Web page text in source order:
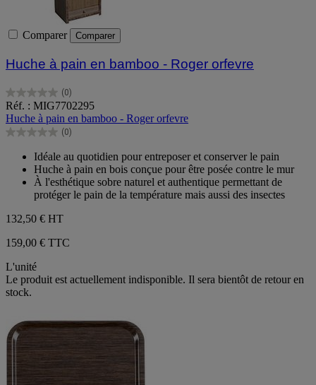
Comparer Comparer
Huche à pain en bamboo - Roger orfevre
(0)
0.0
sur
5
étoiles.
Réf. : MIG7702295
Huche à pain en bamboo - Roger orfevre
(0)
0.0
étoiles.
Idéale au quotidien pour entreposer et conserver le pain
Huche à pain en bois conçue pour être posée contre le mur
À l'esthétique sobre naturel et authentique permettant de
protéger le pain de la température mais aussi des insectes
132,50 € HT
159,00 € TTC
L'unité
Le produit est actuellement indisponible. Il sera bientôt de retour en
stock.